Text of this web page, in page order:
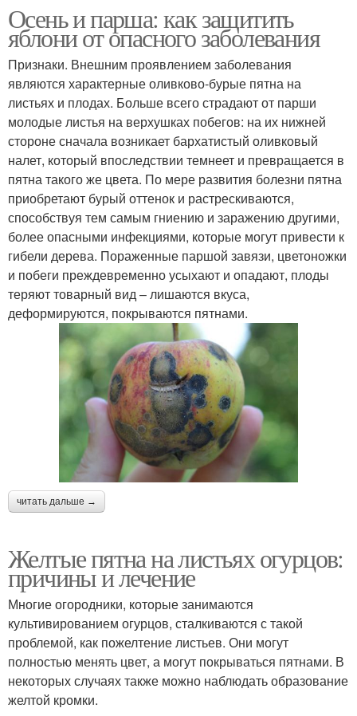
Осень и парша: как защитить
яблони от опасного заболевания
Признаки. Внешним проявлением заболевания
являются характерные оливково-бурые пятна на
листьях и плодах. Больше всего страдают от парши
молодые листья на верхушках побегов: на их нижней
стороне сначала возникает бархатистый оливковый
налет, который впоследствии темнеет и превращается в
пятна такого же цвета. По мере развития болезни пятна
приобретают бурый оттенок и растрескиваются,
способствуя тем самым гниению и заражению другими,
более опасными инфекциями, которые могут привести к
гибели дерева. Пораженные паршой завязи, цветоножки
и побеги преждевременно усыхают и опадают, плоды
теряют товарный вид – лишаются вкуса,
деформируются, покрываются пятнами.
читать дальше →
Желтые пятна на листьях огурцов:
причины и лечение
Многие огородники, которые занимаются
культивированием огурцов, сталкиваются с такой
проблемой, как пожелтение листьев. Они могут
полностью менять цвет, а могут покрываться пятнами. В
некоторых случаях также можно наблюдать образование
желтой кромки.